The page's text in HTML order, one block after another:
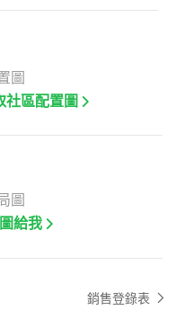
圖
社區配置圖
圖
給我
銷售登錄表